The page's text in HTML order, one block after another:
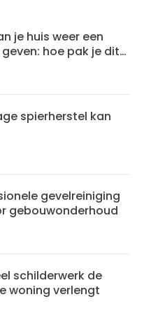
je huis weer een
hoe pak je dit
spierherstel kan
gevelreiniging
gebouwonderhoud
schilderwerk de
woning verlengt